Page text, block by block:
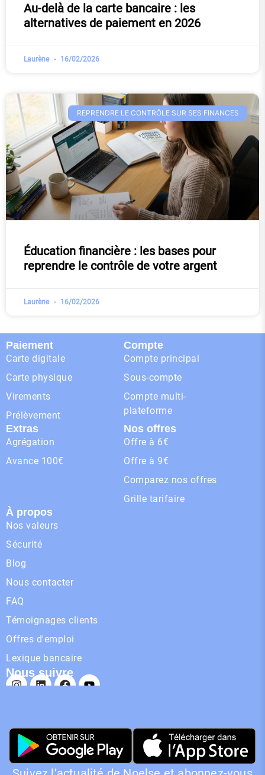
Au-delà de la carte bancaire : les
alternatives de paiement en 2026
Laurène 16/02/2026
REPRENDRE LE CONTRÔLE SUR SES FINANCES
Éducation financière : les bases pour
reprendre le contrôle de votre argent
Laurène 16/02/2026
Paiement
Carte digitale
Carte physique
Virements
Prélèvement
Compte
Compte principal
Sous-compte
Compte multi-
plateforme
Extras
Agrégation
Avance 100€
Nos offres
Offre à 6€
Offre à 9€
Comparez nos offres
Grille tarifaire
À propos
Nos valeurs
Sécurité
Blog
Nous contacter
FAQ
Témoignages clients
Offres d'emploi
Lexique bancaire
Nous suivre